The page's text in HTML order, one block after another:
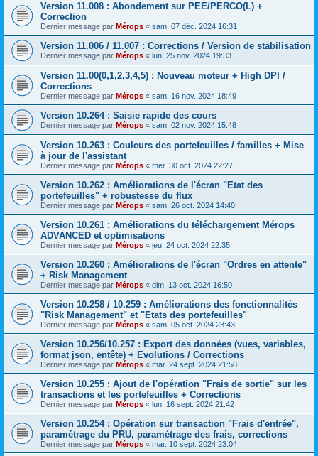
Version 11.008 : Abondement sur PEE/PERCO(L) +
Correction
Dernier message par Mérops « sam. 07 déc. 2024 16:31
Version 11.006 / 11.007 : Corrections / Version de stabilisation
Dernier message par Mérops « lun. 25 nov. 2024 19:33
Version 11.00(0,1,2,3,4,5) : Nouveau moteur + High DPI /
Corrections
Dernier message par Mérops « sam. 16 nov. 2024 18:49
Version 10.264 : Saisie rapide des cours
Dernier message par Mérops « sam. 02 nov. 2024 15:48
Version 10.263 : Couleurs des portefeuilles / familles + Mise
à jour de l'assistant
Dernier message par Mérops « mer. 30 oct. 2024 22:27
Version 10.262 : Améliorations de l'écran "Etat des
portefeuilles" + robustesse du flux
Dernier message par Mérops « sam. 26 oct. 2024 14:40
Version 10.261 : Améliorations du téléchargement Mérops
ADVANCED et optimisations
Dernier message par Mérops « jeu. 24 oct. 2024 22:35
Version 10.260 : Améliorations de l'écran "Ordres en attente"
+ Risk Management
Dernier message par Mérops « dim. 13 oct. 2024 16:50
Version 10.258 / 10.259 : Améliorations des fonctionnalités
"Risk Management" et "Etats des portefeuilles"
Dernier message par Mérops « sam. 05 oct. 2024 23:43
Version 10.256/10.257 : Export des données (vues, variables,
format json, entête) + Evolutions / Corrections
Dernier message par Mérops « mar. 24 sept. 2024 21:58
Version 10.255 : Ajout de l'opération "Frais de sortie" sur les
transactions et les portefeuilles + Corrections
Dernier message par Mérops « lun. 16 sept. 2024 21:42
Version 10.254 : Opération sur transaction "Frais d'entrée",
paramétrage du PRU, paramétrage des frais, corrections
Dernier message par Mérops « mar. 10 sept. 2024 23:04